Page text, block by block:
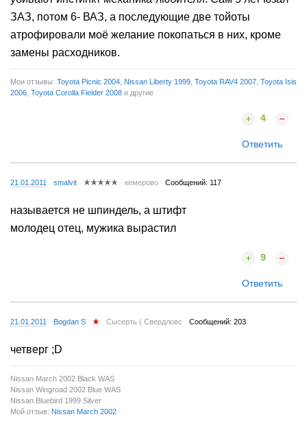
ЗАЗ, потом 6- ВАЗ, а последующие две тойоты
атрофировали моё желание покопаться в них, кроме
замены расходников.
Мои отзывы: Toyota Picnic 2004 Nissan Liberty 1999 Toyota RAV4 2007 Toyota Isis
2006 Toyota Corolla Fielder 2008 и другие
4
Ответить
21.01.2011 smalvit кемерово Сообщений: 117
называется не шпиндель, а штифт
молодец отец, мужика вырастил
9
Ответить
21.01.2011 Bogdan S Сысерть ( Свердловс Сообщений: 203
четверг ;D
Nissan March 2002 Black WAS
Nissan Wingroad 2002 Blue WAS
Nissan Bluebird 1999 Silver
Мой отзыв: Nissan March 2002